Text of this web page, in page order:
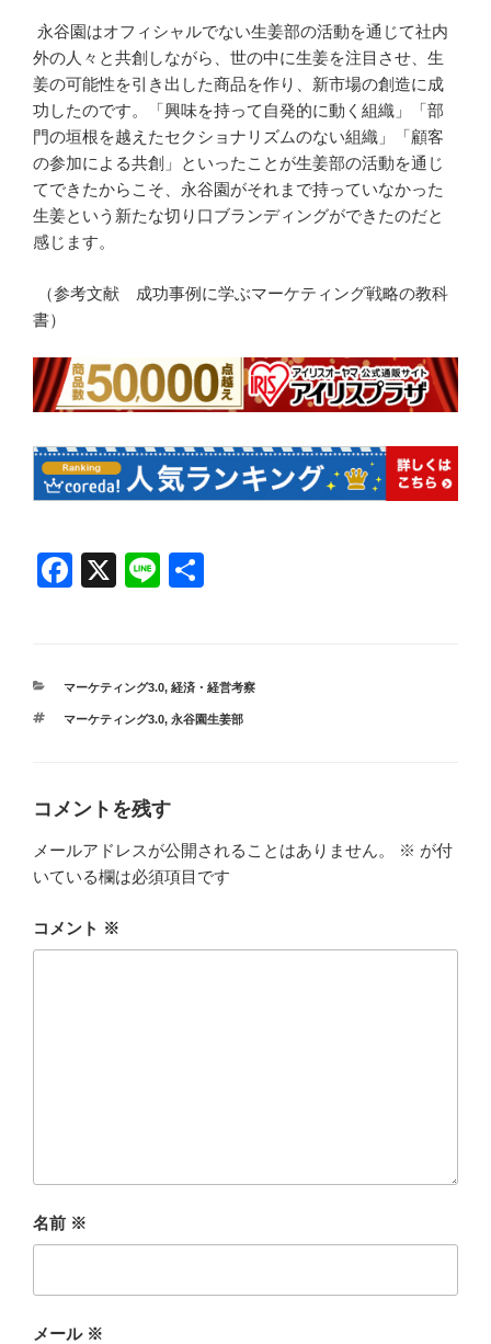
永谷園はオフィシャルでない生姜部の活動を通じて社内
外の人々と共創しながら、世の中に生姜を注目させ、生
姜の可能性を引き出した商品を作り、新市場の創造に成
功したのです。「興味を持って自発的に動く組織」「部
門の垣根を越えたセクショナリズムのない組織」「顧客
の参加による共創」といったことが生姜部の活動を通じ
てできたからこそ、永谷園がそれまで持っていなかった
生姜という新たな切り口ブランディングができたのだと
感じます。
（参考文献 成功事例に学ぶマーケティング戦略の教科
書）
F
e
b
k
X
Li
カ
ゴ
マーケティング3.0, 経済・経営考察
タ
マーケティング3.0, 永谷園生姜部
コメントを残す
メールアドレスが公開されることはありません。 ※ が付
いている欄は必須項目です
コメント ※
名前 ※
メール ※